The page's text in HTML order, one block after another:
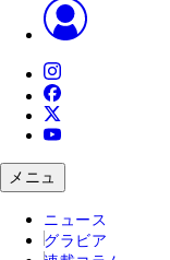
メニュ
ニュース
グラビア